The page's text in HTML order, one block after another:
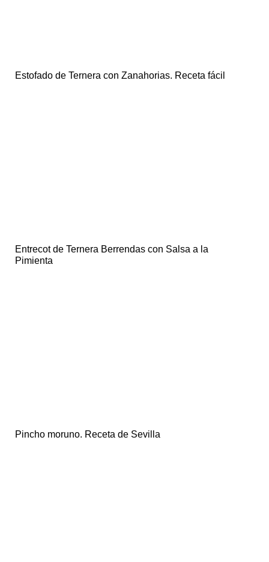
Estofado de Ternera con Zanahorias. Receta fácil
Entrecot de Ternera Berrendas con Salsa a la
Pimienta
Pincho moruno. Receta de Sevilla